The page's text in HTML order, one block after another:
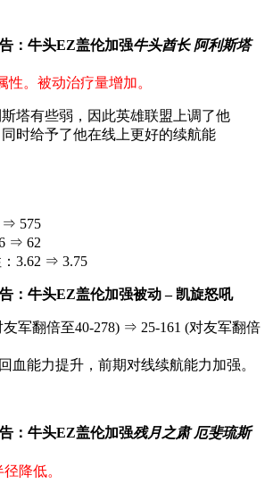
牛头酋长 阿利斯塔
性。被动治疗量增加。
有些弱，因此英雄联盟上调了他
时给予了他在线上更好的续航能
575
⇒ 62
3.62 ⇒ 3.75
被动 – 凯旋怒吼
军翻倍至40-278) ⇒ 25-161 (对友军翻倍
血能力提升，前期对线续航能力加强。
残月之肃 厄斐琉斯
降低。